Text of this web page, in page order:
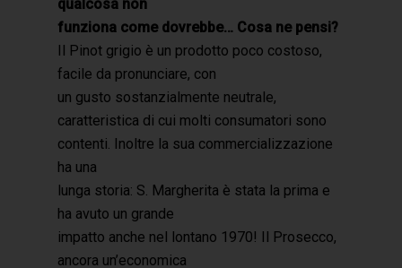
qualcosa non
funziona come dovrebbe… Cosa ne pensi?
Il Pinot grigio è un prodotto poco costoso,
facile da pronunciare, con
un gusto sostanzialmente neutrale,
caratteristica di cui molti consumatori sono
contenti. Inoltre la sua commercializzazione
ha una
lunga storia: S. Margherita è stata la prima e
ha avuto un grande
impatto anche nel lontano 1970! Il Prosecco,
ancora un’economica